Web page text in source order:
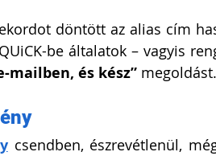
döntött az alias cím
mailben, és kész” megoldást.
csendben, észrevétlenül,